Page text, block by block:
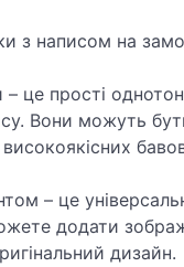
з написом на
це прості
Вони можуть
– це
додати
дизайн.